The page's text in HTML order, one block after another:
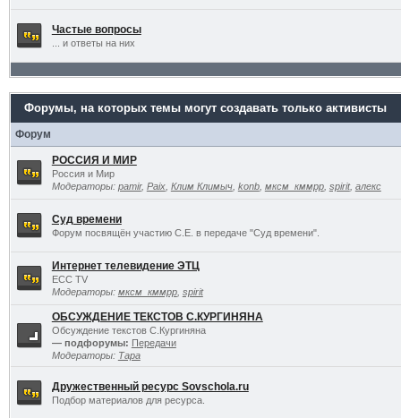
Частые вопросы
... и ответы на них
Форумы, на которых темы могут создавать только активисты
Форум
РОССИЯ И МИР
Россия и Мир
Модераторы: pamir, Paix, Клим Климыч, konb, мксм_кммрр, spirit, алекс
Суд времени
Форум посвящён участию С.Е. в передаче "Суд времени".
Интернет телевидение ЭТЦ
ECC TV
Модераторы: мксм_кммрр, spirit
ОБСУЖДЕНИЕ ТЕКСТОВ С.КУРГИНЯНА
Обсуждение текстов С.Кургиняна
— подфорумы: Передачи
Модераторы: Тара
Дружественный ресурс Sovschola.ru
Подбор материалов для ресурса.